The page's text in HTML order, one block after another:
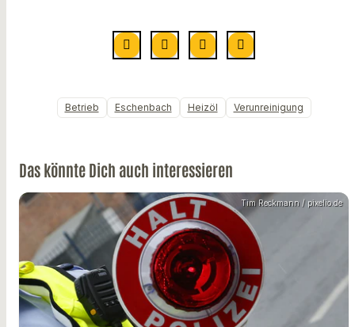
Betrieb Eschenbach Heizöl Verunreinigung
Das könnte Dich auch interessieren
Tim Reckmann / pixelio.de